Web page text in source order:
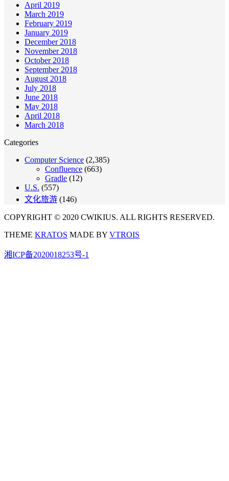
April 2019
March 2019
February 2019
January 2019
December 2018
November 2018
October 2018
September 2018
August 2018
July 2018
June 2018
May 2018
April 2018
March 2018
Categories
Computer Science (2,385)
Confluence (663)
Gradle (12)
U.S. (557)
文化旅游 (146)
COPYRIGHT © 2020 CWIKIUS. ALL RIGHTS RESERVED.
THEME KRATOS MADE BY VTROIS
湘ICP备2020018253号-1